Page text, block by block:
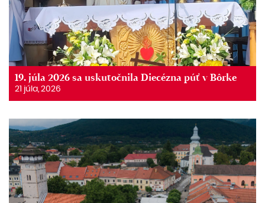
19. júla 2026 sa uskutočnila Diecézna púť v Bôrke
21 júla, 2026